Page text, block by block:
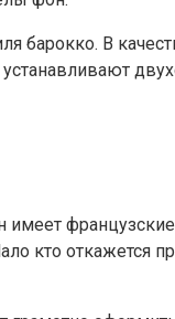
барокко. В
кто откажется